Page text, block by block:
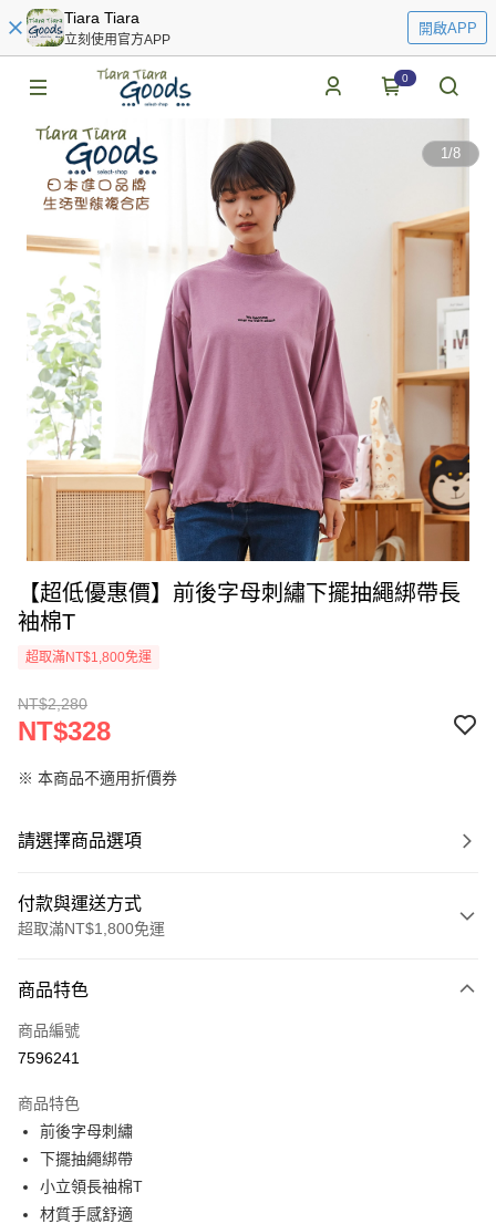
Tiara Tiara
立刻使用官方APP
開啟APP
0
1/8
【超低優惠價】前後字母刺繡下擺抽繩綁帶長
袖棉T
超取滿NT$1,800免運
NT$2,280
NT$328
※ 本商品不適用折價券
請選擇商品選項
付款與運送方式
超取滿NT$1,800免運
信用卡一次付款
超商取貨付款
街口支付
悠遊付
AFTEE先享後付
商品特色
商品編號
7596241
商品特色
前後字母刺繡
下擺抽繩綁帶
小立領長袖棉T
材質手感舒適